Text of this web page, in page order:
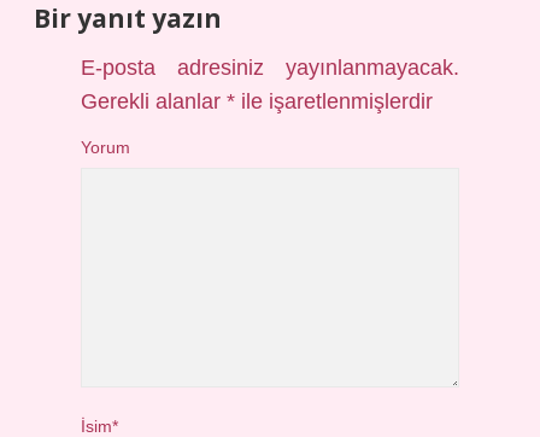
Bir yanıt yazın
E-posta adresiniz yayınlanmayacak.
Gerekli alanlar* ile işaretlenmişlerdir
Yorum
İsim*